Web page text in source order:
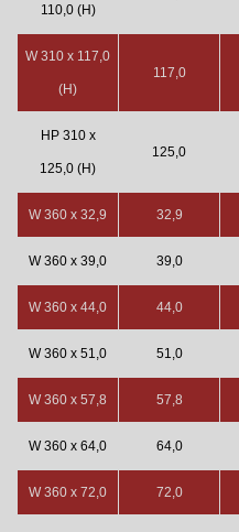
110,0 (H)
W 310 x 117,0
(H)
117,0
HP 310 x
125,0 (H)
125,0
W 360 x 32,9 32,9
W 360 x 39,0 39,0
W 360 x 44,0 44,0
W 360 x 51,0 51,0
W 360 x 57,8 57,8
W 360 x 64,0 64,0
W 360 x 72,0 72,0